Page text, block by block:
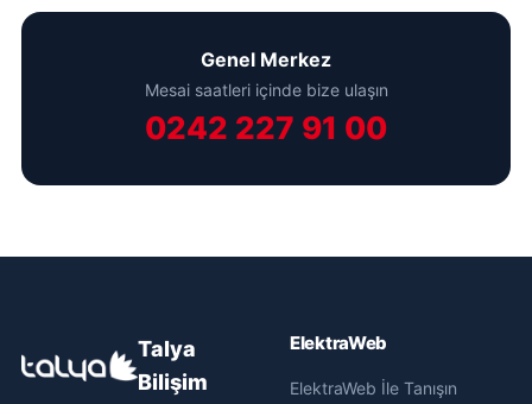
Genel Merkez
Mesai saatleri içinde bize ulaşın
0242 227 91 00
Talya
Bilişim
ElektraWeb
ElektraWeb İle Tanışın